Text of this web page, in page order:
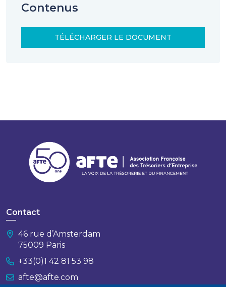
Contenus
TÉLÉCHARGER LE DOCUMENT
Contact
46 rue d’Amsterdam
75009 Paris
+33(0)1 42 81 53 98
afte@afte.com